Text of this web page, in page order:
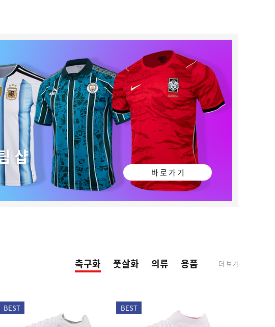
샵
바 로 가 기
축구화 풋살화 의류 용품 더 보기
BEST BEST